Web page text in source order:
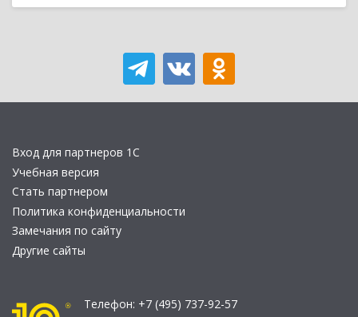
Вход для партнеров 1С
Учебная версия
Стать партнером
Политика конфиденциальности
Замечания по сайту
Другие сайты
Телефон: +7 (495) 737-92-57